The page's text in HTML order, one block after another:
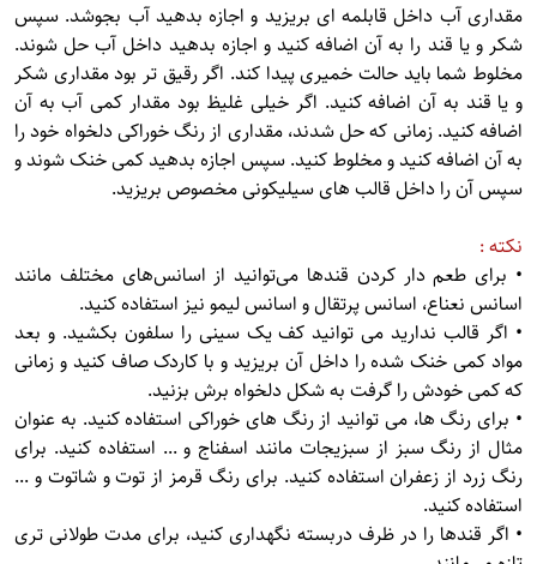
مقداری آب داخل قابلمه ای بریزید و اجازه بدهید آب بجوشد. سپس
شکر و یا قند را به آن اضافه کنید و اجازه بدهید داخل آب حل شوند.
مخلوط شما باید حالت خمیری پیدا کند. اگر رقیق تر بود مقداری شکر
و یا قند به آن اضافه کنید. اگر خیلی غلیظ بود مقدار کمی آب به آن
اضافه کنید. زمانی که حل شدند، مقداری از رنگ خوراکی دلخواه خود را
به آن اضافه کنید و مخلوط کنید. سپس اجازه بدهید کمی خنک شوند و
سپس آن را داخل قالب های سیلیکونی مخصوص بریزید.
نکته :
• برای طعم دار کردن قندها می‌توانید از اسانس‌های مختلف مانند
اسانس نعناع، اسانس پرتقال و اسانس لیمو نیز استفاده کنید.
• اگر قالب ندارید می توانید کف یک سینی را سلفون بکشید. و بعد
مواد کمی خنک شده را داخل آن بریزید و با کاردک صاف کنید و زمانی
که کمی خودش را گرفت به شکل دلخواه برش بزنید.
• برای رنگ ها، می توانید از رنگ های خوراکی استفاده کنید. به عنوان
مثال از رنگ سبز از سبزیجات مانند اسفناج و ... استفاده کنید. برای
رنگ زرد از زعفران استفاده کنید. برای رنگ قرمز از توت و شاتوت و ...
استفاده کنید.
• اگر قندها را در ظرف دربسته نگهداری کنید، برای مدت طولانی تری